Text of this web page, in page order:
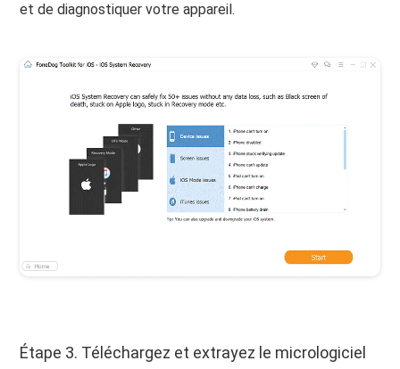
et de diagnostiquer votre appareil.
Étape 3. Téléchargez et extrayez le micrologiciel